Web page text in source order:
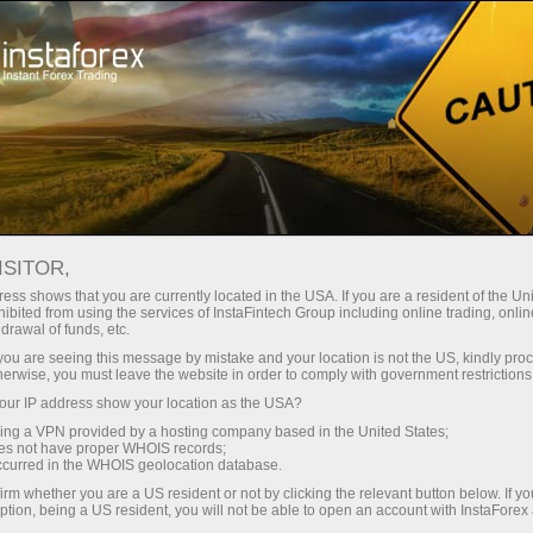
انسٹا فاریکس کے ساتھ، آپ
حاصل کرتے ہیں: 1:5000 تک کا فائدہ،
مارکیٹ میں کچھ بہترین اسپریڈز اور
کمیشنز، اور ٹریڈنگ اسٹاک اور انڈیکس
کے لیے فائدہ مند حالات۔
مختصر
30% بونس
ہر ڈیپازٹ پر
رفتار
تجارت اور ہائی ویز پر
shows that you are currently located in the USA. If you are a resident of the
from using the services of InstaFintech Group including online trading,
of funds, etc.
are seeing this message by mistake and your location is not the US, kindly
you must leave the website in order to comply with government
IP address show your location as the USA?
a VPN provided by a hosting company based in the United States;
not have proper WHOIS records;
in the WHOIS geolocation database.
whether you are a US resident or not by clicking the relevant button below. If
being a US resident, you will not be able to open an account with InstaForex